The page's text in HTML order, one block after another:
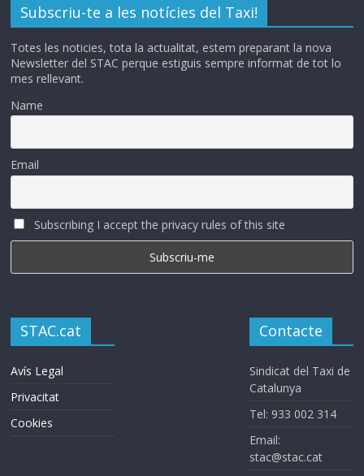
Subscriu-te a les notícies del Taxi!
Totes les noticies, tota la actualitat, estem preparant la nova
Newsletter del STAC perque estiguis sempre informat de tot lo
mes rellevant.
Name
Email
Subscribing I accept the privacy rules of this site
STAC.cat
Avís Legal
Privacitat
Cookies
Contacte
Sindicat del Taxi de
Catalunya
Tel: 933 002 314
Email:
stac@stac.cat